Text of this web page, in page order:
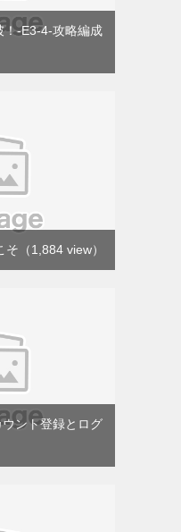
！-E3-4-攻略編成
そ （1,884 view）
ント登録とログ